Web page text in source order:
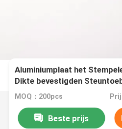
Aluminiumplaat het
Dikte bevestigden
MOQ：200pcs
Beste prijs